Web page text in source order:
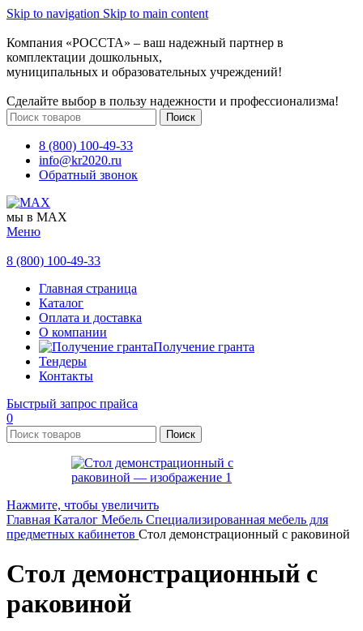
Skip to navigation Skip to main content
Компания «РОССТА» – ваш надежный партнер в
комплектации дошкольных,
муниципальных и образовательных учреждений!
Сделайте выбор в пользу надежности и профессионализма!
Поиск
8 (800) 100-49-33
info@kr2020.ru
Обратный звонок
мы в MAX
Меню
8 (800) 100-49-33
Главная страница
Каталог
Оплата и доставка
О компании
Получение гранта
Тендеры
Контакты
Быстрый запрос прайса
0
Поиск
Нажмите, чтобы увеличить
Главная Каталог Мебель Специализированная мебель для
предметных кабинетов Стол демонстрационный с раковиной
Стол демонстрационный с
раковиной